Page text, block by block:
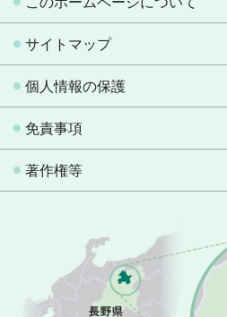
サイトマップ
個人情報の保護
免責事項
著作権等